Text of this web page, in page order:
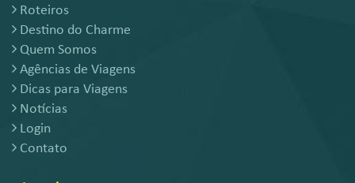
Roteiros
Destino do Charme
Quem Somos
Agências de Viagens
Dicas para Viagens
Notícias
Login
Contato